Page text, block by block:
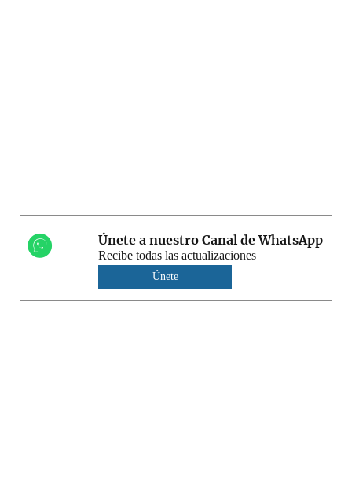
Únete a nuestro Canal de WhatsApp
Recibe todas las actualizaciones
Únete